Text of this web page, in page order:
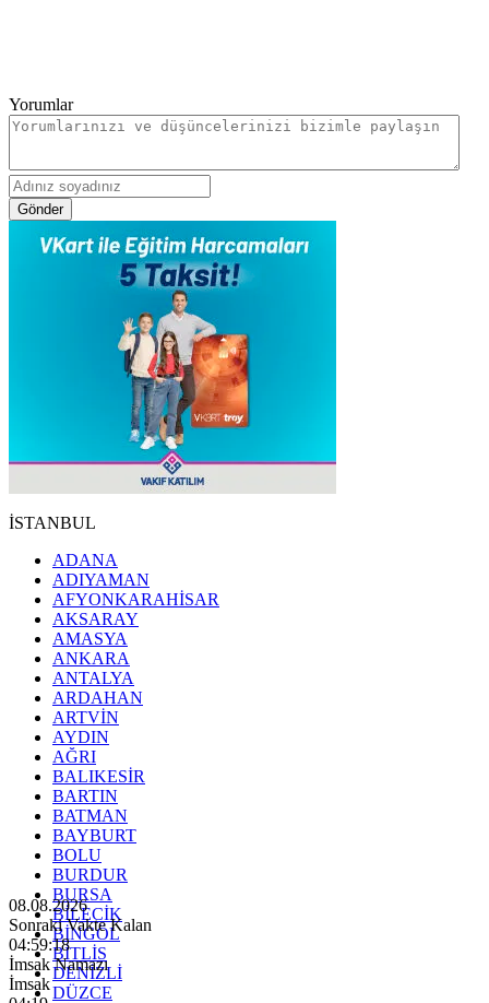
Yorumlar
Gönder
İSTANBUL
ADANA
ADIYAMAN
AFYONKARAHİSAR
AKSARAY
AMASYA
ANKARA
ANTALYA
ARDAHAN
ARTVİN
AYDIN
AĞRI
BALIKESİR
BARTIN
BATMAN
BAYBURT
BOLU
BURDUR
BURSA
BİLECİK
BİNGÖL
BİTLİS
DENİZLİ
DÜZCE
08.08.2026
Sonraki Vakte Kalan
04:59:16
İmsak Namazı
İmsak